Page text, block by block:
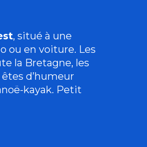
, situé à une
ou en voiture. Les
la Bretagne, les
êtes d’humeur
kayak. Petit